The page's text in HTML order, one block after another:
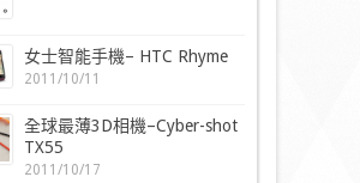
女士智能手機– HTC Rhyme
2011/10/11
全球最薄3D相機–Cyber-shot
TX55
2011/10/17